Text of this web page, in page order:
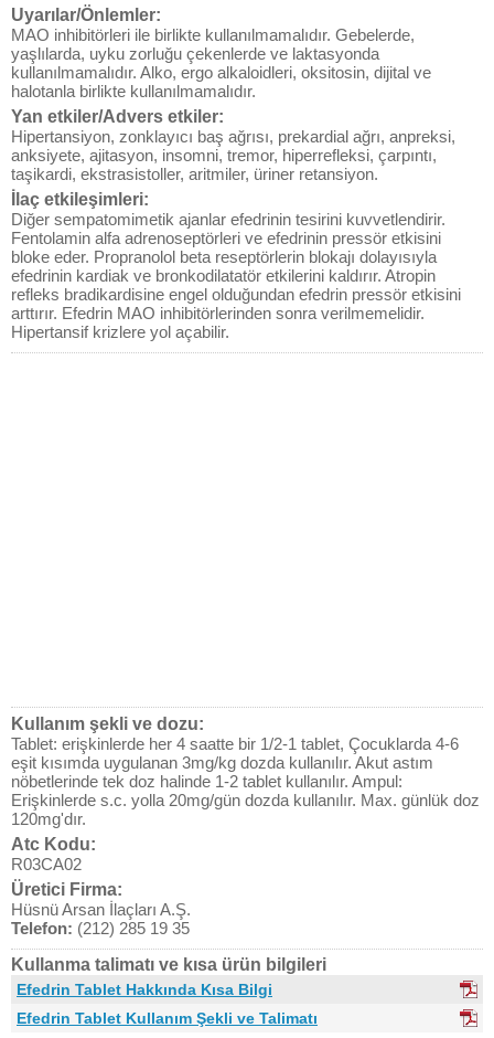
Uyarılar/Önlemler:
MAO inhibitörleri ile birlikte kullanılmamalıdır. Gebelerde,
yaşlılarda, uyku zorluğu çekenlerde ve laktasyonda
kullanılmamalıdır. Alko, ergo alkaloidleri, oksitosin, dijital ve
halotanla birlikte kullanılmamalıdır.
Yan etkiler/Advers etkiler:
Hipertansiyon, zonklayıcı baş ağrısı, prekardial ağrı, anpreksi,
anksiyete, ajitasyon, insomni, tremor, hiperrefleksi, çarpıntı,
taşikardi, ekstrasistoller, aritmiler, üriner retansiyon.
İlaç etkileşimleri:
Diğer sempatomimetik ajanlar efedrinin tesirini kuvvetlendirir.
Fentolamin alfa adrenoseptörleri ve efedrinin pressör etkisini
bloke eder. Propranolol beta reseptörlerin blokajı dolayısıyla
efedrinin kardiak ve bronkodilatatör etkilerini kaldırır. Atropin
refleks bradikardisine engel olduğundan efedrin pressör etkisini
arttırır. Efedrin MAO inhibitörlerinden sonra verilmemelidir.
Hipertansif krizlere yol açabilir.
Kullanım şekli ve dozu:
Tablet: erişkinlerde her 4 saatte bir 1/2-1 tablet, Çocuklarda 4-6
eşit kısımda uygulanan 3mg/kg dozda kullanılır. Akut astım
nöbetlerinde tek doz halinde 1-2 tablet kullanılır. Ampul:
Erişkinlerde s.c. yolla 20mg/gün dozda kullanılır. Max. günlük doz
120mg'dır.
Atc Kodu:
R03CA02
Üretici Firma:
Hüsnü Arsan İlaçları A.Ş.
Telefon: (212) 285 19 35
Kullanma talimatı ve kısa ürün bilgileri
Efedrin Tablet Hakkında Kısa Bilgi
Efedrin Tablet Kullanım Şekli ve Talimatı